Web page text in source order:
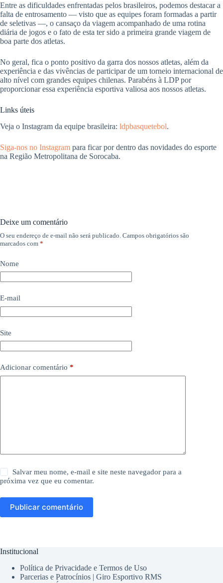
Entre as dificuldades enfrentadas pelos brasileiros, podemos destacar a
falta de entrosamento — visto que as equipes foram formadas a partir
de seletivas —, o cansaço da viagem acompanhado de uma rotina
diária de jogos e o fato de esta ter sido a primeira grande viagem de
boa parte dos atletas.
No geral, fica o ponto positivo da garra dos nossos atletas, além da
experiência e das vivências de participar de um torneio internacional de
alto nível com grandes equipes chilenas. Parabéns à LDP por
proporcionar essa experiência esportiva valiosa aos nossos atletas.
Links úteis
Veja o Instagram da equipe brasileira: ldpbasquetebol.
Siga-nos no Instagram para ficar por dentro das novidades do esporte
na Região Metropolitana de Sorocaba.
Deixe um comentário
O seu endereço de e-mail não será publicado. Campos obrigatórios são
marcados com *
Nome
E-mail
Site
Adicionar comentário *
Salvar meu nome, e-mail e site neste navegador para a
próxima vez que eu comentar.
Publicar comentário
Institucional
Política de Privacidade e Termos de Uso
Parcerias e Patrocínios | Giro Esportivo RMS